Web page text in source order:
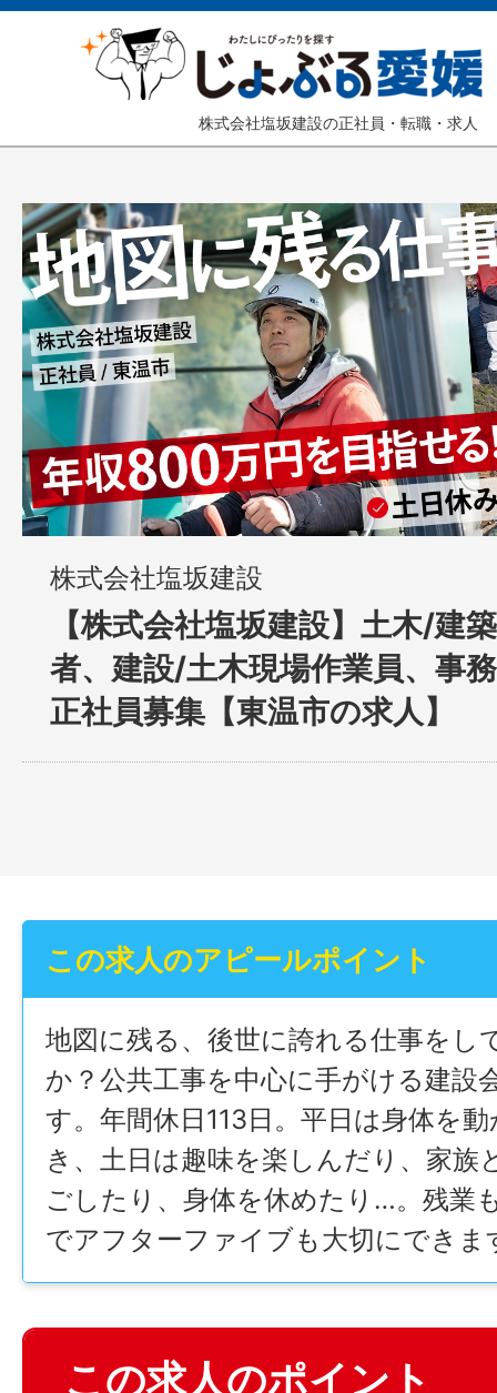
株式会社塩坂建設の正社員・転職・求人
株式会社塩坂建設
【株式会社塩坂建設】土木/建
者、建設/土木現場作業員、事
正社員募集【東温市の求人】
この求人のアピールポイント
地図に残る、後世に誇れる仕事をし
か？公共工事を中心に手がける建設
す。年間休日113日。平日は身体を
き、土日は趣味を楽しんだり、家族
ごしたり、身体を休めたり…。残業
でアフターファイブも大切にできま
この求人のポイント